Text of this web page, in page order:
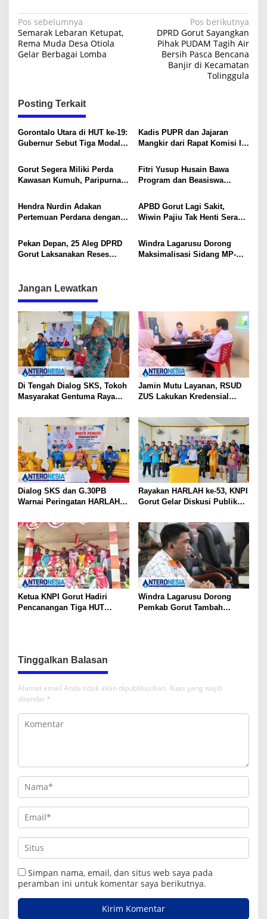
N
a
v
a
s
i
o
Pos sebelumnya
Semarak Lebaran Ketupat,
Rema Muda Desa Otiola
Gelar Berbagai Lomba
Pos berikutnya
DPRD Gorut Sayangkan
Pihak PUDAM Tagih Air
Bersih Pasca Bencana
Banjir di Kecamatan
Tolinggula
Posting Terkait
Gorontalo Utara di HUT ke-19:
Gubernur Sebut Tiga Modal
di Timur Indonesia
Kadis PUPR dan Jajaran
Mangkir dari Rapat Komisi II,
Kinerja
Gorut Segera Miliki Perda
Kawasan Kumuh, Paripurna
Fitri Yusup Husain Bawa
Program dan Beasiswa
Dusun Durian
Hendra Nurdin Adakan
Pertemuan Perdana dengan
DPRD Gorut di Desa Bulalo
APBD Gorut Lagi Sakit,
Wiwin Pajiu Tak Henti Serap
Pekan Depan, 25 Aleg DPRD
Gorut Laksanakan Reses
Windra Lagarusu Dorong
Maksimalisasi Sidang MP-
Jangan Lewatkan
Di Tengah Dialog SKS, Tokoh
Masyarakat Gentuma Raya
Kematian Remaja yang Masih
Misteri
Jamin Mutu Layanan, RSUD
ZUS Lakukan Kredensial
Konservasi Gigi
Dialog SKS dan G.30PB
Warnai Peringatan HARLAH
Rayakan HARLAH ke-53, KNPI
Gorut Gelar Diskusi Publik
G.30PB
Ketua KNPI Gorut Hadiri
Pencanangan Tiga HUT
Windra Lagarusu Dorong
Pemkab Gorut Tambah
Tinggalkan Balasan
Alamat email Anda tidak akan dipublikasikan. Ruas yang wajib
ditandai *
Simpan nama, email, dan situs web saya pada
peramban ini untuk komentar saya berikutnya.